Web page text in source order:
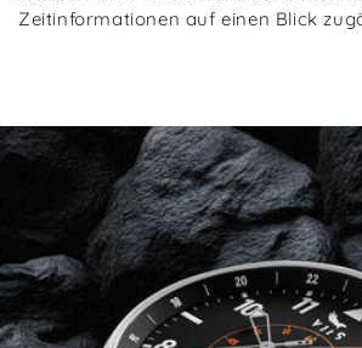
Zeitinformationen auf einen Blick